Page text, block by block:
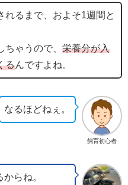
れるまで、およそ1週間と
ちゃうので、栄養分が入
るんですよね。
飼育初心者
なるほどねぇ。
らね。